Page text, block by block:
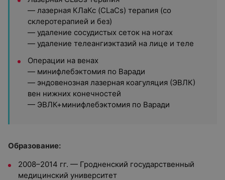
— лазерная КЛаКс (CLaCs) терапия (со
склеротерапией и без)
— удаление сосудистых сеток на ногах
— удаление телеангиэктазий на лице и теле
Операции на венах
— минифлебэктомия по Варади
— эндовенозная лазерная коагуляция (ЭВЛК)
вен нижних конечностей
— ЭВЛК+минифлебэктомия по Варади
Образование:
2008–2014 гг. — Гродненский государственный
медицинский университет